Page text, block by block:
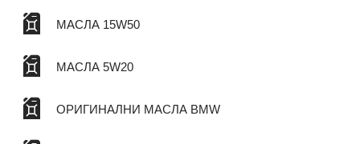
МАСЛА 15W50
МАСЛА 5W20
ОРИГИНАЛНИ МАСЛА BMW